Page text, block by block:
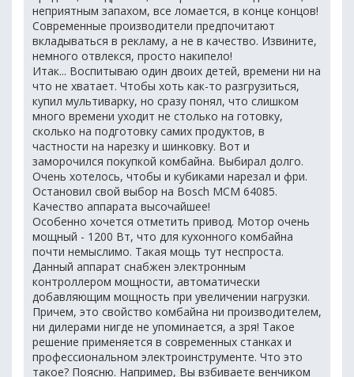
неприятным запахом, все ломается, в конце концов!
Современные производители предпочитают
вкладываться в рекламу, а не в качество. Извините,
немного отвлекся, просто накипело!
Итак... Воспитываю один двоих детей, времени ни на
что не хватает. Чтобы хоть как-то разгрузиться,
купил мультиварку, но сразу понял, что слишком
много времени уходит не столько на готовку,
сколько на подготовку самих продуктов, в
частности на нарезку и шинковку. Вот и
заморочился покупкой комбайна. Выбирал долго.
Очень хотелось, чтобы и кубиками нарезал и фри.
Остановил свой выбор на Bosch MCM 64085.
Качество аппарата высочайшее!
Особенно хочется отметить привод. Мотор очень
мощный - 1200 Вт, что для кухонного комбайна
почти немыслимо. Такая мощь тут неспроста.
Данный аппарат снабжен электронным
контроллером мощности, автоматически
добавляющим мощность при увеличении нагрузки.
Причем, это свойство комбайна ни производителем,
ни дилерами нигде не упоминается, а зря! Такое
решение применяется в современных станках и
профессиональном электроинструменте. Что это
такое? Поясню. Например, Вы взбиваете венчиком